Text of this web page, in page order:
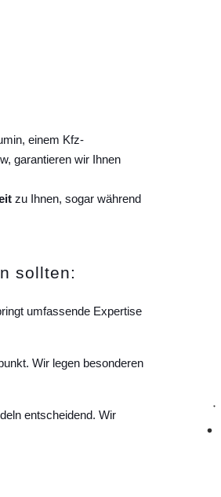
einem Kfz-
garantieren wir Ihnen
zu Ihnen, sogar während
sollten:
umfassende Expertise
Wir legen besonderen
entscheidend. Wir